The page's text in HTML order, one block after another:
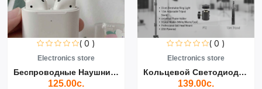
( 0 )
Electronics store
Беспроводные Наушники Air...
125.00с.
( 0 )
Electronics store
Кольцевой Светодиодный Св...
139.00с.